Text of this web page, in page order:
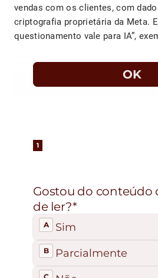
vendas com os clientes, com
criptografia proprietária da Meta.
questionamento vale para IA”,